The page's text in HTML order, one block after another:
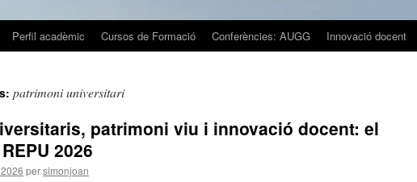
Perfil acadèmic Cursos de Formació Conferències: AUGG Innovació docent
patrimoni universitari
patrimoni viu i innovació docent: el
2026
persimonjoan